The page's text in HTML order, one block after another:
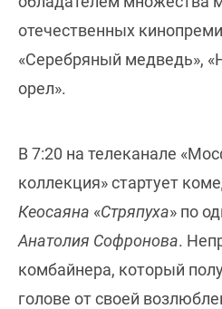
отечественных
«Серебряный медведь»,
орел».
В 7:20 на телеканале
коллекция» стартует
Кеосаяна «Стряпуха» по
Анатолия Софронова.
комбайнера, который
голове от своей